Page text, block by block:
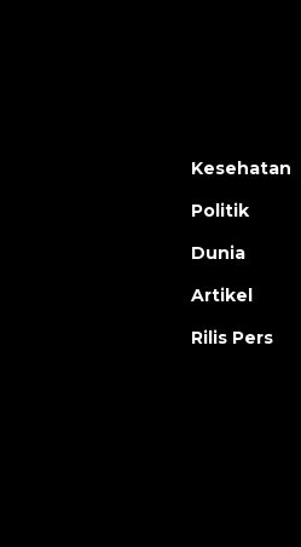
Kesehatan
Politik
Dunia
Artikel
Rilis Pers